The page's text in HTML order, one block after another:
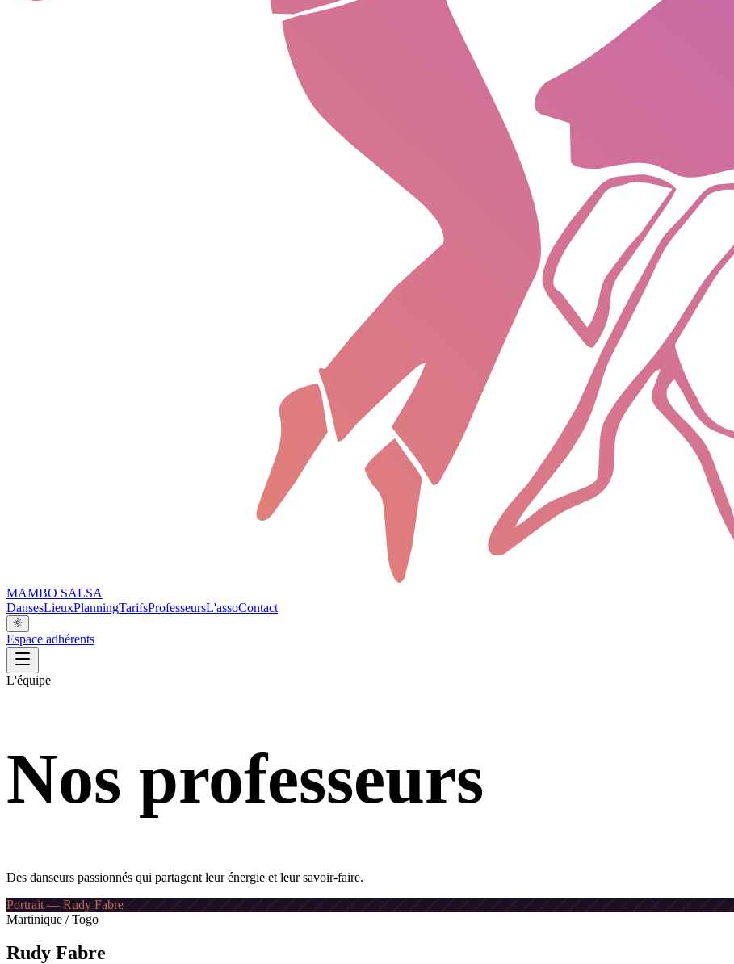
MAMBO SALSA
DansesLieuxPlanningTarifsProfesseursL'assoContact
Espace adhérents
L'équipe
Nos professeurs
Des danseurs passionnés qui partagent leur énergie et leur savoir-faire.
Portrait — Rudy Fabre
Martinique / Togo
Rudy Fabre